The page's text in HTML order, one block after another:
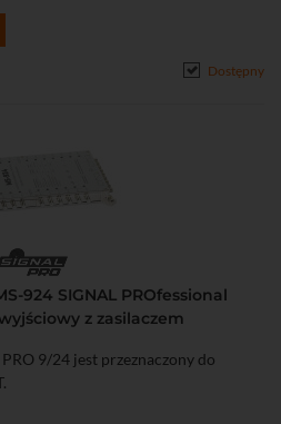
Dostępny
924 SIGNAL PROfessional
z zasilaczem
9/24 jest przeznaczony do